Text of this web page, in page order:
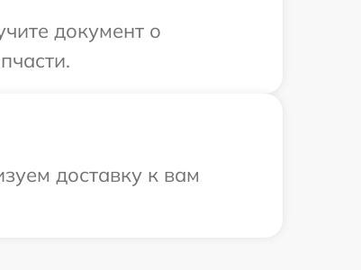
документ о
доставку к вам